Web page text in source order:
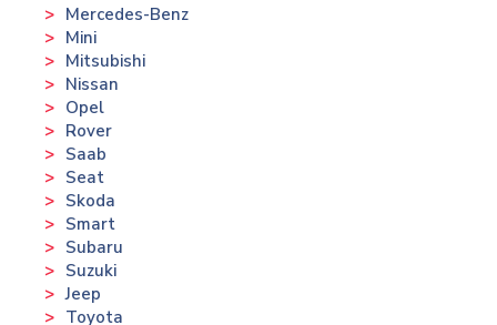
Mercedes-Benz
Mini
Mitsubishi
Nissan
Opel
Rover
Saab
Seat
Skoda
Smart
Subaru
Suzuki
Jeep
Toyota